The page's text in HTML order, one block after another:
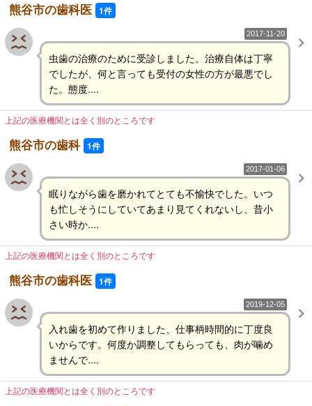
熊谷市の歯科医 1件
2017-11-20
虫歯の治療のために受診しました。治療自体は丁寧
でしたが、何と言っても受付の女性の方が最悪でし
た。態度....
上記の医療機関とは全く別のところです
熊谷市の歯科 1件
2017-01-06
眠りながら歯を磨かれてとても不愉快でした。いつ
も忙しそうにしていてあまり見てくれないし、昔小
さい時か....
上記の医療機関とは全く別のところです
熊谷市の歯科医 1件
2019-12-05
入れ歯を初めて作りました、仕事柄時間的に丁度良
いからです。何度か調整してもらっても、肉が噛め
ませんで....
上記の医療機関とは全く別のところです